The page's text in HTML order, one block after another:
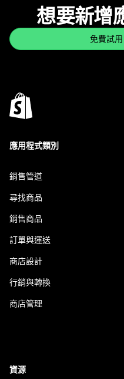
想要新增
免費試
應用程式類別
銷售管道
尋找商品
銷售商品
訂單與運送
商店設計
行銷與轉換
商店管理
資源